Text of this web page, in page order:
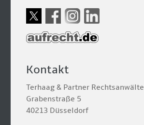
Kontakt
Terhaag & Partner Rechtsanwälte
Grabenstraße 5
40213 Düsseldorf